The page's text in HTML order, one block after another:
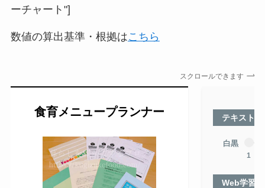
ーチャート"]
数値の算出基準・根拠はこちら
スクロールできます
食育メニュープランナー テキスト品
白黒
1
Web学習